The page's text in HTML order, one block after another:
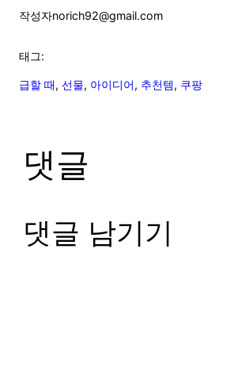
작성자norich92@gmail.com
태그:
급할 때, 선물, 아이디어, 추천템, 쿠팡
댓글
댓글 남기기